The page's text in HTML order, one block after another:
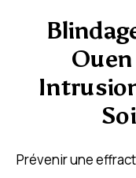
Ouen
Prévenir une